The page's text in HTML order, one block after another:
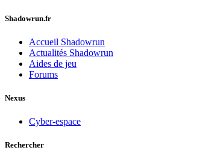
Shadowrun.fr
Accueil Shadowrun
Actualités Shadowrun
Aides de jeu
Forums
Nexus
Cyber-espace
Rechercher